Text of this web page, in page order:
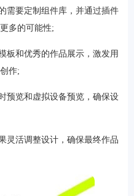
需要定制组件库，并通过插件
多的可能性;
板和优秀的作品展示，激发用
作;
预览和虚拟设备预览，确保设
灵活调整设计，确保最终作品